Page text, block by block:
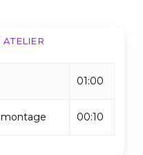
01:00
00:10